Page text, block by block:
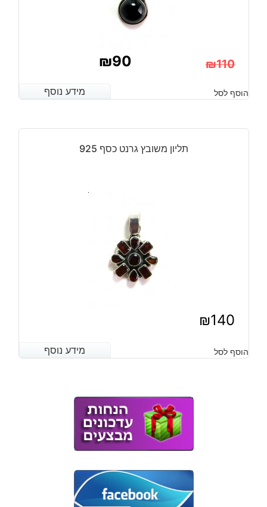
₪110
המקורי
היה:
₪90
הנוכחי
הוא:
מידע נוסף הוסף לסל מידע נוסף
תליון משובץ גרנט כסף 925
₪140
מידע נוסף הוסף לסל מידע נוסף